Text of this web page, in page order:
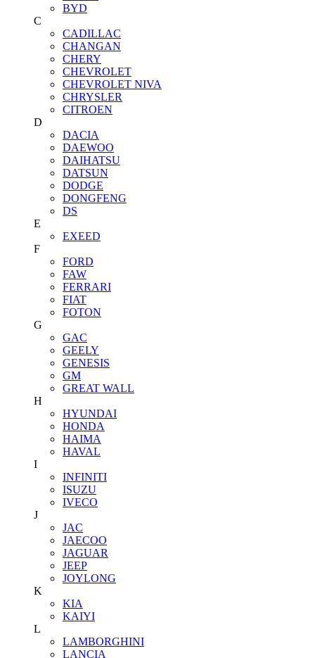
BYD
C
CADILLAC
CHANGAN
CHERY
CHEVROLET
CHEVROLET NIVA
CHRYSLER
CITROEN
D
DACIA
DAEWOO
DAIHATSU
DATSUN
DODGE
DONGFENG
DS
E
EXEED
F
FORD
FAW
FERRARI
FIAT
FOTON
G
GAC
GEELY
GENESIS
GM
GREAT WALL
H
HYUNDAI
HONDA
HAIMA
HAVAL
I
INFINITI
ISUZU
IVECO
J
JAC
JAECOO
JAGUAR
JEEP
JOYLONG
K
KIA
KAIYI
L
LAMBORGHINI
LANCIA